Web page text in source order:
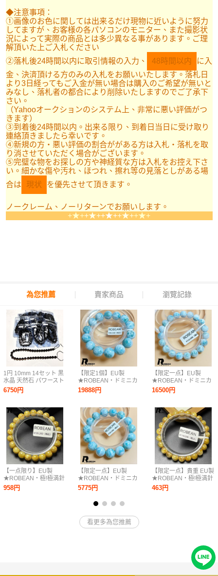
◆注意事項：
①画像のお色に関しては出来るだけ現物に近いように努力
してますが、お客様の各パソコンのモニター、また撮影状
況によって実際の商品とは多少異なる事があります。ご理
解頂いた上ご入札ください
②落札後24時間以内に取引情報の入力、
48時間以内
に入
金、決済頂ける方のみの入札をお願いいたします。落札日
より3日経ってもご入金が無い場合は購入のご希望が無いと
みなし、落札者の都合により削除いたしますのでご了承下
さい。
（Yahooオークションのシステム上、非常に悪い評価がつ
きます）
③到着後24時間以内。出来る限り、到着日当日に受け取り
連絡頂きましたら幸いです。
④新規の方・悪い評価の割合ががある方は入札・落札を取
り消させていただく場合がございます。
⑤完璧な物をお探しの方や神経質な方は入札をお控え下さ
い。細かな傷や汚れ、ほつれ、擦れ等の見落としがある場
合は
現状 を優先させて頂きます。
ノークレーム、ノーリターンでお願いします。
+★++★++★++★++★+
為您推薦 賣家商品 瀏覽記錄
1円 10mm 14セット 黒
水晶 天然石 パワースト
ーン アクセサリー ビー
ズ ブレスレット ネック
スモーキークォーツ
6750円
【一点限り】EU製
★ROBEAN・極!極満針
ルチルクォーツ★ブレ
スレット パワーストー
958円
【限定1個】EU製
★ROBEAN・ドミニカ
共和国産のラリマー★
パワーストーン ブレス
運 約15.4-16.3mm
D0720723
19888円
【限定一点】EU製
★ROBEAN・ドミニカ
共和国産のラリマー★
パワーストーン ブレス
レット 天然石 開運 金
運 約14.5mm
D0720730
5775円
【限定一点】EU製
★ROBEAN・ドミニカ
共和国産のラリマー★
パワーストーン ブレス
運 約10.4mm
K0710342
16500円
【限定一点】貴重 EU製
★ROBEAN・極!極満針
ルチルクォーツ★ブレ
ス パワーストーン 天然
463円
看更多為您推薦